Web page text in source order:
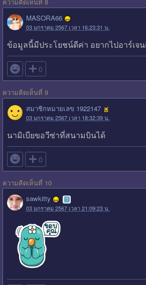
MASORA66
03 มกราคม 2567 เวลา 16:23:31 น.
ข้อมูลนี้มีประโยชน์ดีค่า อยากไปอาร์เจน
 0
ความคิดเห็นที่ 9
สมาชิกหมายเลข 1922147
03 มกราคม 2567 เวลา 18:32:39 น.
นามิเบียขอวีซ่าที่สนามบินได้
 0
ความคิดเห็นที่ 10
sawkitty
03 มกราคม 2567 เวลา 21:09:23 น.